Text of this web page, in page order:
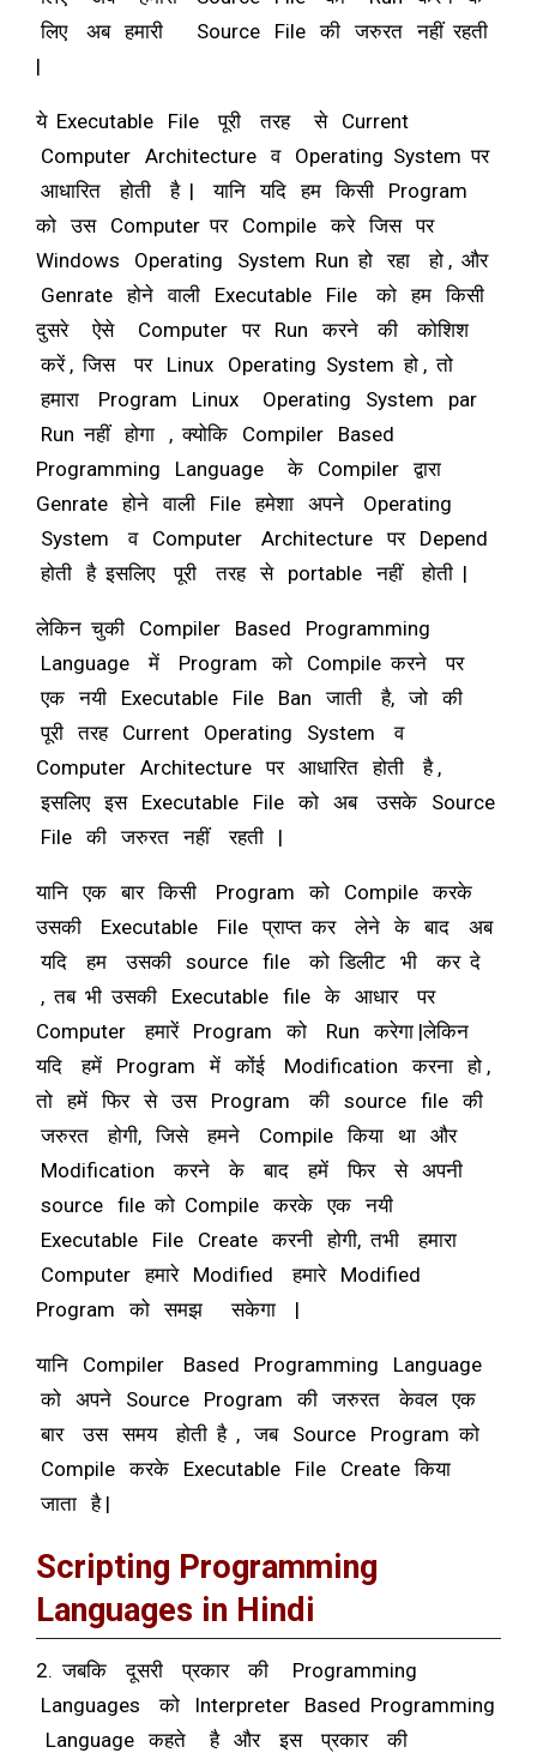
लिए अब हमारी Source File की जरुरत नहीं रहती
|
ये Executable File पूरी तरह से Current
Computer Architecture व Operating System पर
आधारित होती है | यानि यदि हम किसी Program
को उस Computer पर Compile करे जिस पर
Windows Operating System Run हो रहा हो , और
Genrate होने वाली Executable File को हम किसी
दुसरे ऐसे Computer पर Run करने की कोशिश
करें , जिस पर Linux Operating System हो , तो
हमारा Program Linux Operating System par
Run नहीं होगा , क्योकि Compiler Based
Programming Language के Compiler द्वारा
Genrate होने वाली File हमेशा अपने Operating
System व Computer Architecture पर Depend
होती है इसलिए पूरी तरह से portable नहीं होती |
लेकिन चुकी Compiler Based Programming
Language में Program को Compile करने पर
एक नयी Executable File Ban जाती है, जो की
पूरी तरह Current Operating System व
Computer Architecture पर आधारित होती है ,
इसलिए इस Executable File को अब उसके Source
File की जरुरत नहीं रहती |
यानि एक बार किसी Program को Compile करके
उसकी Executable File प्राप्त कर लेने के बाद अब
यदि हम उसकी source file को डिलीट भी कर दे
, तब भी उसकी Executable file के आधार पर
Computer हमारें Program को Run करेगा |लेकिन
यदि हमें Program में कोंई Modification करना हो ,
तो हमें फिर से उस Program की source file की
जरुरत होगी, जिसे हमने Compile किया था और
Modification करने के बाद हमें फिर से अपनी
source file को Compile करके एक नयी
Executable File Create करनी होगी, तभी हमारा
Computer हमारे Modified हमारे Modified
Program को समझ सकेगा |
यानि Compiler Based Programming Language
को अपने Source Program की जरुरत केवल एक
बार उस समय होती है , जब Source Program को
Compile करके Executable File Create किया
जाता है |
Scripting Programming
Languages in Hindi
2. जबकि दूसरी प्रकार की Programming
Languages को Interpreter Based Programming
Language कहते है और इस प्रकार की